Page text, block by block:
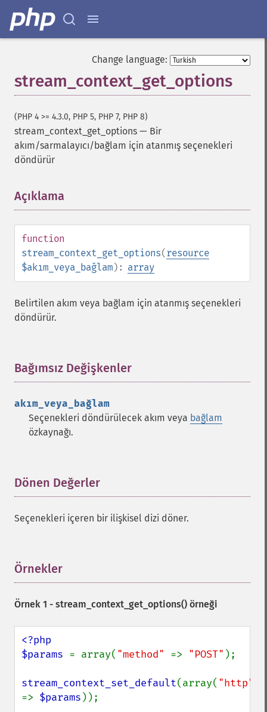
Change language:
stream_context_get_options
(PHP 4 >= 4.3.0, PHP 5, PHP 7, PHP 8)
stream_context_get_options — Bir
akım/sarmalayıcı/bağlam için atanmış seçenekleri
döndürür
Açıklama
function
stream_context_get_options(resource
$akım_veya_bağlam): array
Belirtilen akım veya bağlam için atanmış seçenekleri
döndürür.
Bağımsız Değişkenler
akım_veya_bağlam
Seçenekleri döndürülecek akım veya bağlam
özkaynağı.
Dönen Değerler
Seçenekleri içeren bir ilişkisel dizi döner.
Örnekler
Örnek 1 - stream_context_get_options() örneği
<?php
$params = array( "method" => "POST" );
stream_context_set_default(array(
=> $params ));